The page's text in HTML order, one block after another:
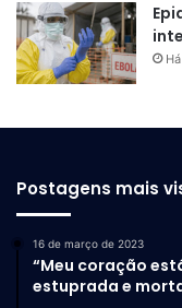
Postagens mais
16 de março de 2023
“Meu coração
estuprada e